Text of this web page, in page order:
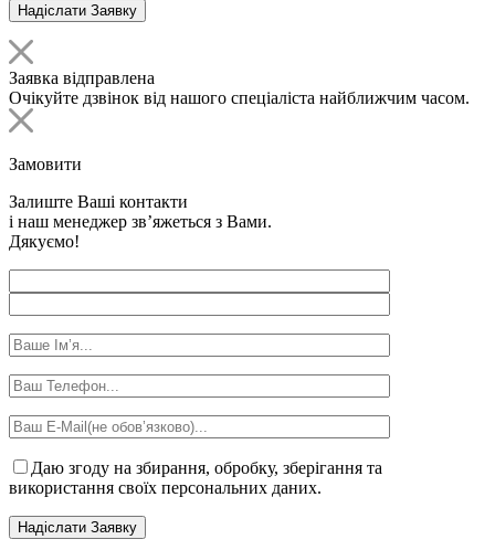
Заявка відправлена
Очікуйте дзвінок від нашого спеціаліста найближчим часом.
Замовити
Залиште Ваші контакти
і наш менеджер зв’яжеться з Вами.
Дякуємо!
Даю згоду на збирання, обробку, зберігання та
використання своїх персональних даних.